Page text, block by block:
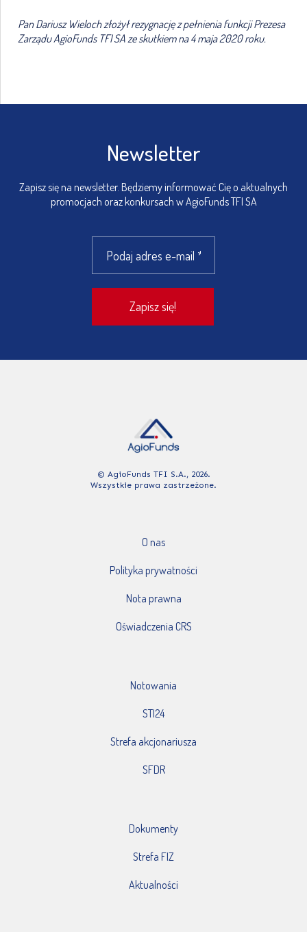
Pan Dariusz Wieloch złożył rezygnację z pełnienia funkcji Prezesa
Zarządu AgioFunds TFI SA ze skutkiem na 4 maja 2020 roku.
Newsletter
Zapisz się na newsletter. Będziemy informować Cię o aktualnych
promocjach oraz konkursach w AgioFunds TFI SA
© AgioFunds TFI S.A., 2026.
Wszystkie prawa zastrzeżone.
O nas
Polityka prywatności
Nota prawna
Oświadczenia CRS
Notowania
STI24
Strefa akcjonariusza
SFDR
Dokumenty
Strefa FIZ
Aktualności